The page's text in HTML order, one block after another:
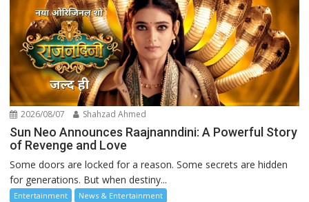
2026/08/07 Shahzad Ahmed
Sun Neo Announces Raajnanndini: A Powerful Story
of Revenge and Love
Some doors are locked for a reason. Some secrets are hidden
for generations. But when destiny...
Entertainment News & Entertainment